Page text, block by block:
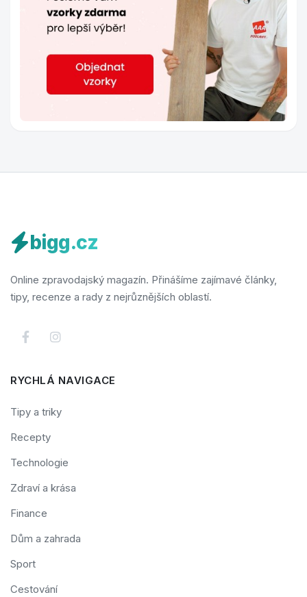
bigg.cz
Online zpravodajský magazín. Přinášíme zajímavé články,
tipy, recenze a rady z nejrůznějších oblastí.
RYCHLÁ NAVIGACE
Tipy a triky
Recepty
Technologie
Zdraví a krása
Finance
Dům a zahrada
Sport
Cestování